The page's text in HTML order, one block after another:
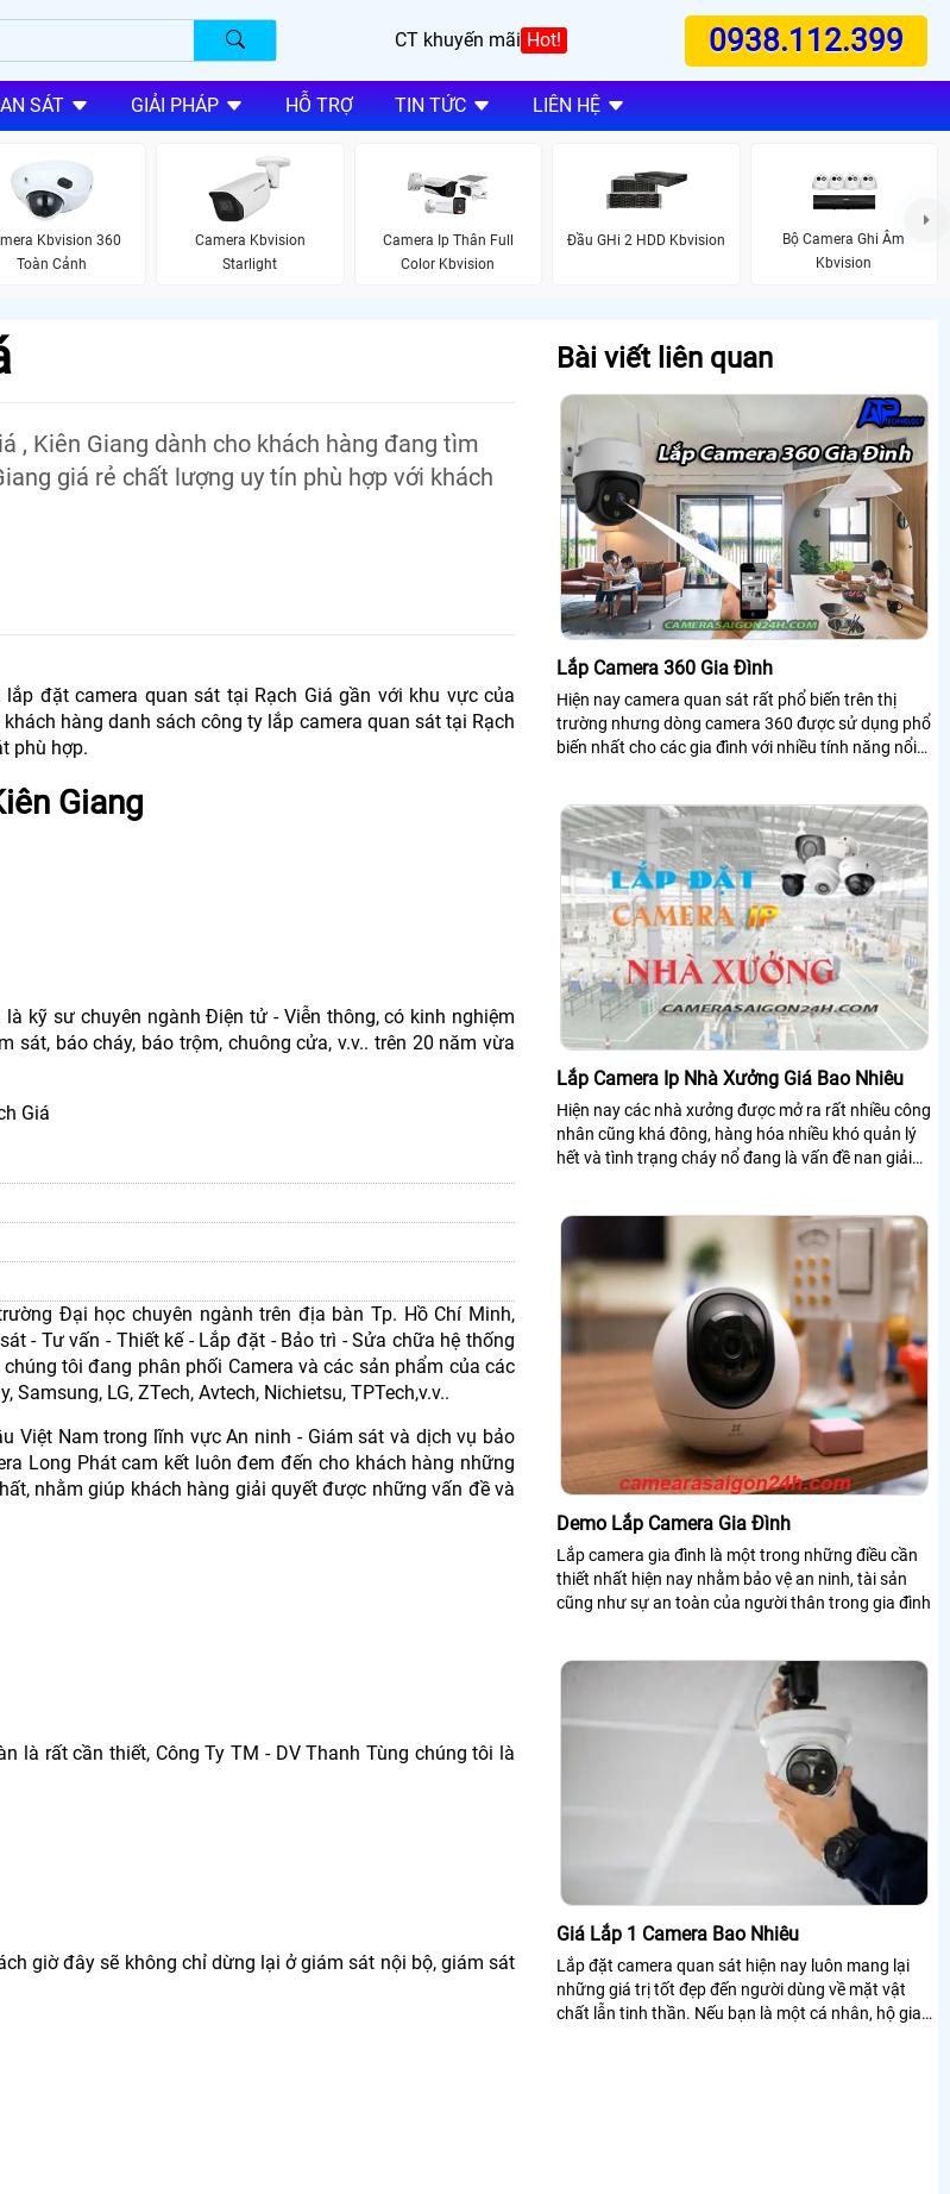
CT khuyến mãi Hot! 0938.112.399
SÁT GIẢI PHÁP HỖ TRỢ TIN TỨC LIÊN HỆ
Kbvision 360
Toàn Cảnh
Camera Kbvision
Starlight
Camera Ip Thân Full
Color Kbvision
Đầu GHi 2 HDD Kbvision
Bộ Camera Ghi Âm
Kbvision
, Kiên Giang dành cho khách hàng đang tìm
giá rẻ chất lượng uy tín phù hợp với khách
đặt camera quan sát tại Rạch Giá gần với khu vực của
hàng danh sách công ty lắp camera quan sát tại Rạch
phù hợp.
Giang
kỹ sư chuyên ngành Điện tử - Viễn thông, có kinh nghiệm
báo cháy, báo trộm, chuông cửa, v.v.. trên 20 năm vừa
Giá
Đại học chuyên ngành trên địa bàn Tp. Hồ Chí Minh,
- Tư vấn - Thiết kế - Lắp đặt - Bảo trì - Sửa chữa hệ thống
tôi đang phân phối Camera và các sản phẩm của các
LG, ZTech, Avtech, Nichietsu, TPTech,v.v..
Việt Nam trong lĩnh vực An ninh - Giám sát và dịch vụ bảo
Long Phát cam kết luôn đem đến cho khách hàng những
nhằm giúp khách hàng giải quyết được những vấn đề và
là rất cần thiết, Công Ty TM - DV Thanh Tùng chúng tôi là
giờ đây sẽ không chỉ dừng lại ở giám sát nội bộ, giám sát
Bài viết liên quan
Lắp Camera 360 Gia Đình
Hiện nay camera quan sát rất phổ biến trên thị
trường nhưng dòng camera 360 được sử dụng phổ
biến nhất cho các gia đình với nhiều tính năng nổi
Dưới Đây ?
Lắp Camera Ip Nhà Xưởng Giá Bao Nhiêu
Hiện nay các nhà xưởng được mở ra rất nhiều công
nhân cũng khá đông, hàng hóa nhiều khó quản lý
hết và tình trạng cháy nổ đang là vấn đề nan giải
Demo Lắp Camera Gia Đình
Lắp camera gia đình là một trong những điều cần
thiết nhất hiện nay nhằm bảo vệ an ninh, tài sản
cũng như sự an toàn của người thân trong gia đình
Giá Lắp 1 Camera Bao Nhiêu
Lắp đặt camera quan sát hiện nay luôn mang lại
những giá trị tốt đẹp đến người dùng về mặt vật
chất lẫn tinh thần. Nếu bạn là một cá nhân, hộ gia